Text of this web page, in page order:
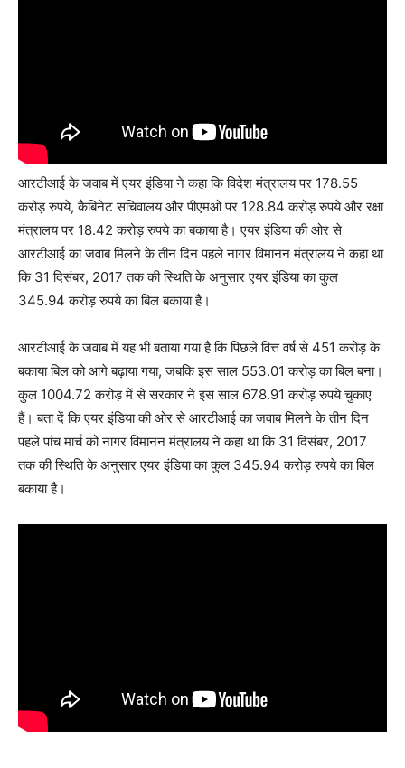
आरटीआई के जवाब में एयर इंडिया ने कहा कि विदेश मंत्रालय पर 178.55
करोड़ रुपये, कैबिनेट सचिवालय और पीएमओ पर 128.84 करोड़ रुपये और रक्षा
मंत्रालय पर 18.42 करोड़ रुपये का बकाया है। एयर इंडिया की ओर से
आरटीआई का जवाब मिलने के तीन दिन पहले नागर विमानन मंत्रालय ने कहा था
कि 31 दिसंबर, 2017 तक की स्थिति के अनुसार एयर इंडिया का कुल
345.94 करोड़ रुपये का बिल बकाया है।
आरटीआई के जवाब में यह भी बताया गया है कि पिछले वित्त वर्ष से 451 करोड़ के
बकाया बिल को आगे बढ़ाया गया, जबकि इस साल 553.01 करोड़ का बिल बना।
कुल 1004.72 करोड़ में से सरकार ने इस साल 678.91 करोड़ रुपये चुकाए
हैं। बता दें कि एयर इंडिया की ओर से आरटीआई का जवाब मिलने के तीन दिन
पहले पांच मार्च को नागर विमानन मंत्रालय ने कहा था कि 31 दिसंबर, 2017
तक की स्थिति के अनुसार एयर इंडिया का कुल 345.94 करोड़ रुपये का बिल
बकाया है।